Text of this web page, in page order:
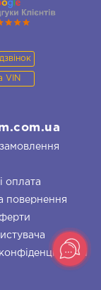
VIN
оплата
повернення